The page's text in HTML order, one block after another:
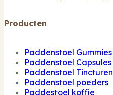
Producten
Paddenstoel Gummies
Paddenstoel Capsules
Paddenstoel Tincturen
Paddenstoel poeders
Paddestoel koffie